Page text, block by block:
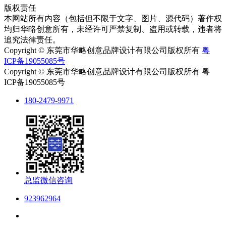
版权责任
本网站所有内容（包括但不限于文字、图片、源代码）著作权
均归华略创意所有，未经许可严禁复制、盗用或转载，违者将
追究法律责任。
Copyright © 东莞市华略创意品牌设计有限公司版权所有 粤
ICP备19055085号
Copyright © 东莞市华略创意品牌设计有限公司版权所有 粤
ICP备19055085号
180-2479-9971
总监微信咨询
923962964